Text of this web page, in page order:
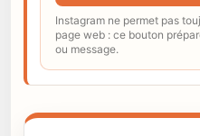
Instagram ne permet pas
page web : ce bouton
ou message.